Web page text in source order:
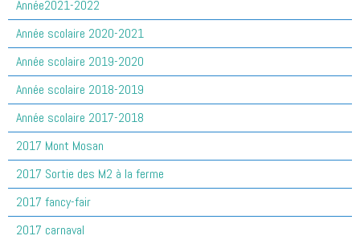
Année2021-2022
Année scolaire 2020-2021
Année scolaire 2019-2020
Année scolaire 2018-2019
Année scolaire 2017-2018
2017 Mont Mosan
2017 Sortie des M2 à la ferme
2017 fancy-fair
2017 carnaval